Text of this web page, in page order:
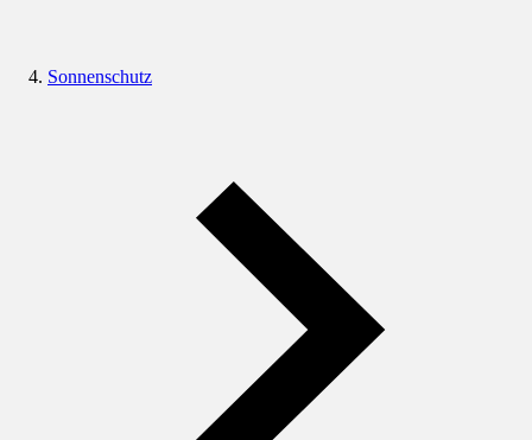
Sonnenschutz